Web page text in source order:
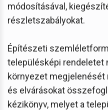
módosításával,
részletszabályokat.
Építészeti
településképi rendeletet
környezet
és elvárásokat
kézikönyv, melyet a